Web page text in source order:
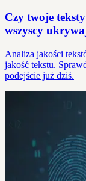
Czy twoje
wszyscy
Analiza jakości
jakość tekstu.
podejście już dziś.